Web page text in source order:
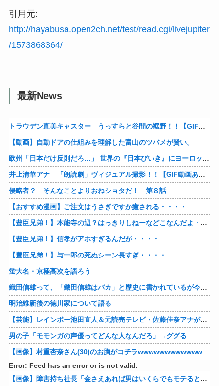
引用元:
http://hayabusa.open2ch.net/test/read.cgi/livejupiter
/1573868364/
最新News
トラウデン直美キャスター うっすらと谷間の裾野！！【GIF動画あり】
【動画】自動ドアの仕組みを理解した富山のツバメが賢い。
欧州「日本だけ反則だろ…」 世界の『日本びいき』にヨーロッパ全土から不満の声
井上清華アナ 「朗読劇」ヴィジュアル撮影！！【GIF動画あり】
侵略者？ そんなことよりおねショタだ！ 第８話
【おすすめ漫画】ご注文はうさぎですか癒される・・・・
【豊臣兄弟！】本能寺の辺？はっきりしねーなどこなんだよ・・・・
【豊臣兄弟！】信孝がアホすぎるんだが・・・・
【豊臣兄弟！】与一郎の死ぬシーン長すぎ・・・・
蛍大名・京極高次を語ろう
織田信雄って、「織田信雄はバカ」と歴史に書かれているが今まで家が残っているんでバカではないよな？
明治維新後の徳川家について語る
【芸能】レインボー池田直人＆元読売テレビ・佐藤佳奈アナが結婚
男の子「モモンガの声優ってどんな人なんだろ」→ググる
【画像】村重杏奈さん(30)のお胸がコチラwwwwwwwwwwww
Error: Feed has an error or is not valid.
【画像】障害持ち社長「金さえあれば男はいくらでもモテるという事を証明してる」